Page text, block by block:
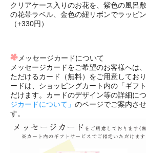
クリアケース入りのお花を、紫色の風呂
の花帯ラベル、金色の紐リボンでラッピン
（+330円）
メッセージカードについて
メッセージカードをご希望のお客様へは
ただけるカード（無料）をご用意してお
ードは、ショッピングカート内の「ギフ
だけます。カードのデザイン等の詳細に
ジカードについて」 のページでご案内さ
す。